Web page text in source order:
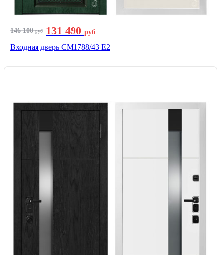
146 100руб 131 490 руб
Входная дверь СМ1788/43 E2